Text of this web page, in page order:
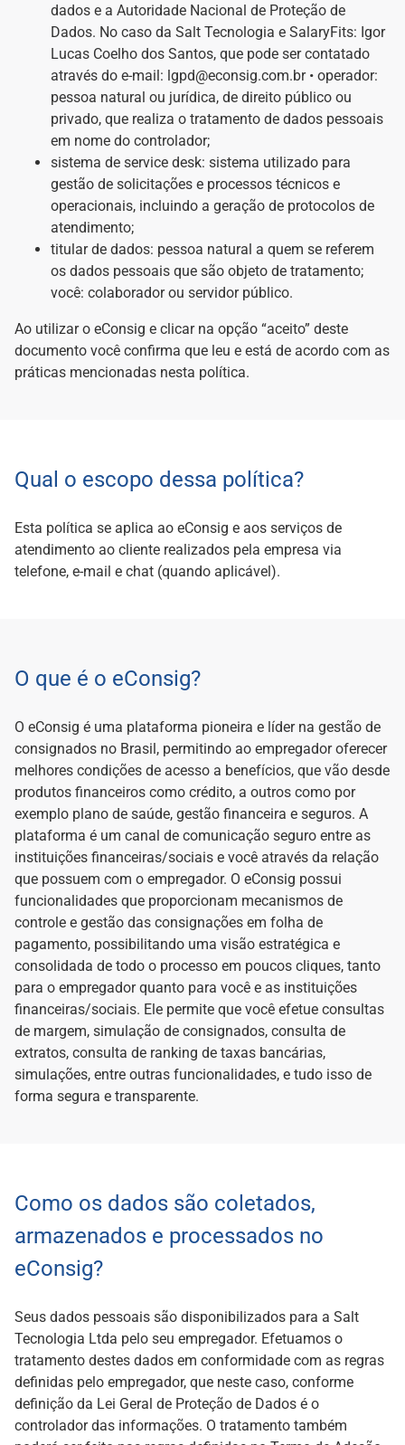
dados e a Autoridade Nacional de Proteção de
Dados. No caso da Salt Tecnologia e SalaryFits: Igor
Lucas Coelho dos Santos, que pode ser contatado
através do e-mail: lgpd@econsig.com.br • operador:
pessoa natural ou jurídica, de direito público ou
privado, que realiza o tratamento de dados pessoais
em nome do controlador;
sistema de service desk: sistema utilizado para
gestão de solicitações e processos técnicos e
operacionais, incluindo a geração de protocolos de
atendimento;
titular de dados: pessoa natural a quem se referem
os dados pessoais que são objeto de tratamento;
você: colaborador ou servidor público.
Ao utilizar o eConsig e clicar na opção “aceito” deste
documento você confirma que leu e está de acordo com as
práticas mencionadas nesta política.
Qual o escopo dessa política?
Esta política se aplica ao eConsig e aos serviços de
atendimento ao cliente realizados pela empresa via
telefone, e-mail e chat (quando aplicável).
O que é o eConsig?
O eConsig é uma plataforma pioneira e líder na gestão de
consignados no Brasil, permitindo ao empregador oferecer
melhores condições de acesso a benefícios, que vão desde
produtos financeiros como crédito, a outros como por
exemplo plano de saúde, gestão financeira e seguros. A
plataforma é um canal de comunicação seguro entre as
instituições financeiras/sociais e você através da relação
que possuem com o empregador. O eConsig possui
funcionalidades que proporcionam mecanismos de
controle e gestão das consignações em folha de
pagamento, possibilitando uma visão estratégica e
consolidada de todo o processo em poucos cliques, tanto
para o empregador quanto para você e as instituições
financeiras/sociais. Ele permite que você efetue consultas
de margem, simulação de consignados, consulta de
extratos, consulta de ranking de taxas bancárias,
simulações, entre outras funcionalidades, e tudo isso de
forma segura e transparente.
Como os dados são coletados,
armazenados e processados no
eConsig?
Seus dados pessoais são disponibilizados para a Salt
Tecnologia Ltda pelo seu empregador. Efetuamos o
tratamento destes dados em conformidade com as regras
definidas pelo empregador, que neste caso, conforme
definição da Lei Geral de Proteção de Dados é o
controlador das informações. O tratamento também